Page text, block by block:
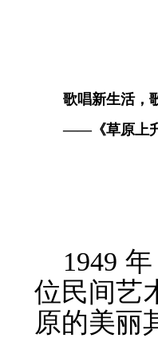
歌唱新生活，
——《草原上
1949
位民间艺
原的美丽